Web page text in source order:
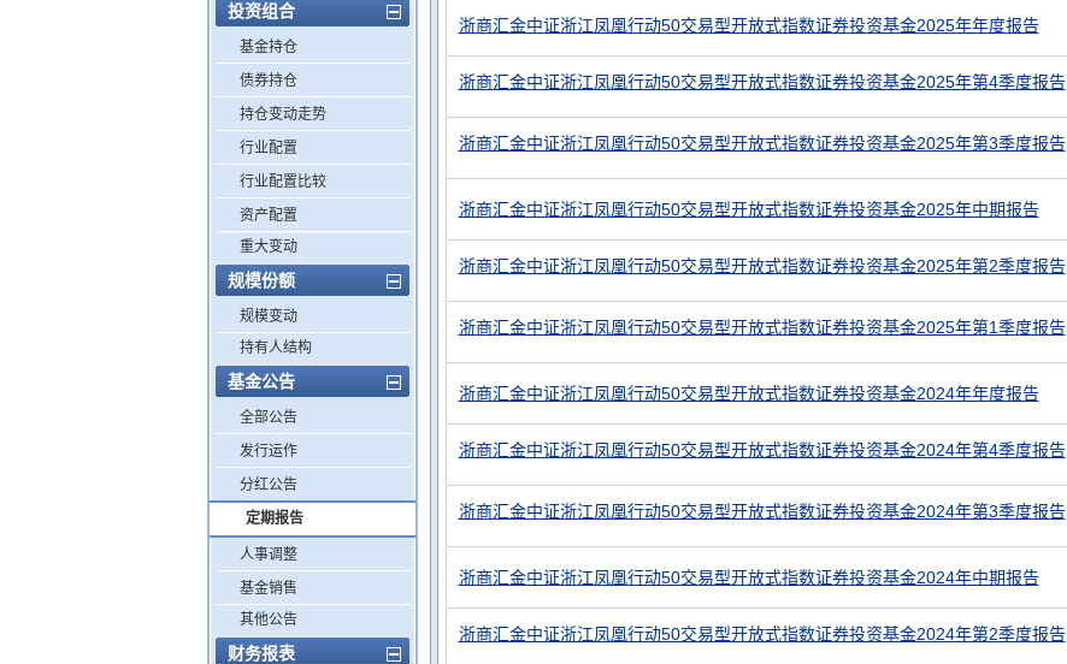
投资组合
基金持仓
债券持仓
持仓变动走势
行业配置
行业配置比较
资产配置
重大变动
规模份额
规模变动
持有人结构
基金公告
全部公告
发行运作
分红公告
定期报告
人事调整
基金销售
其他公告
财务报表
浙商汇金中证浙江凤凰行动50交易型开放式指数证券投资基金2025年年度报告
浙商汇金中证浙江凤凰行动50交易型开放式指数证券投资基金2025年第4季度报告
浙商汇金中证浙江凤凰行动50交易型开放式指数证券投资基金2025年第3季度报告
浙商汇金中证浙江凤凰行动50交易型开放式指数证券投资基金2025年中期报告
浙商汇金中证浙江凤凰行动50交易型开放式指数证券投资基金2025年第2季度报告
浙商汇金中证浙江凤凰行动50交易型开放式指数证券投资基金2025年第1季度报告
浙商汇金中证浙江凤凰行动50交易型开放式指数证券投资基金2024年年度报告
浙商汇金中证浙江凤凰行动50交易型开放式指数证券投资基金2024年第4季度报告
浙商汇金中证浙江凤凰行动50交易型开放式指数证券投资基金2024年第3季度报告
浙商汇金中证浙江凤凰行动50交易型开放式指数证券投资基金2024年中期报告
浙商汇金中证浙江凤凰行动50交易型开放式指数证券投资基金2024年第2季度报告